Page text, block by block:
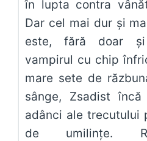
în lupta contra
Dar cel mai dur și
este, fără doar și
vampirul cu chip
mare sete de
sânge, Zsadist
adânci ale trecutului
de umilințe.